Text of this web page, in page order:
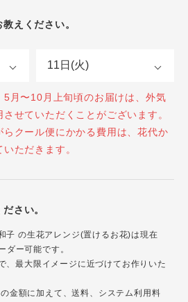
えください。
月〜10月上旬頃のお届けは、外気
せていただくことがございます。
クール便にかかる費用は、花代か
ただきます。
さい。
子 の生花アレンジ(置けるお花)は現在
ダー可能です。
、最大限イメージに近づけてお作りいた
金額に加えて、送料、システム利用料